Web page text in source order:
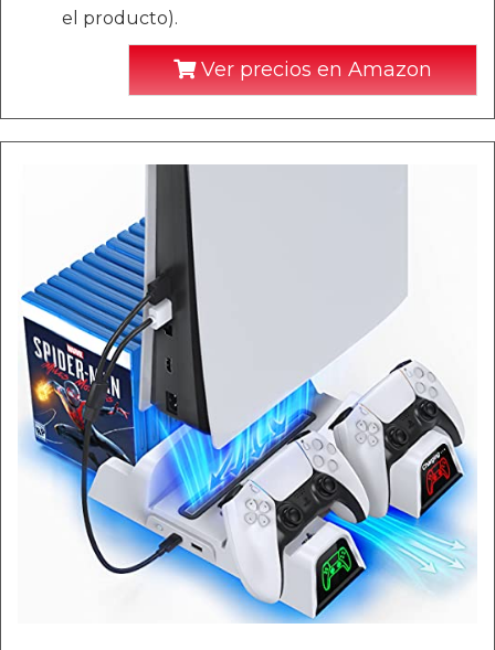
el producto).
Ver precios en Amazon